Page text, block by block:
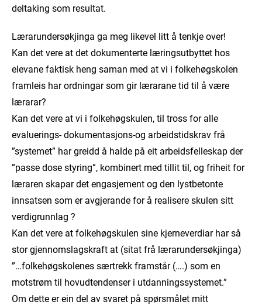
deltaking som resultat.
Lærarundersøkjinga ga meg likevel litt å tenkje over!
Kan det vere at det dokumenterte læringsutbyttet hos
elevane faktisk heng saman med at vi i folkehøgskolen
framleis har ordningar som gir lærarane tid til å være
lærarar?
Kan det vere at vi i folkehøgskulen, til tross for alle
evaluerings- dokumentasjons-og arbeidstidskrav frå
”systemet” har greidd å halde på eit arbeidsfelleskap der
”passe dose styring”, kombinert med tillit til, og friheit for
læraren skapar det engasjement og den lystbetonte
innsatsen som er avgjerande for å realisere skulen sitt
verdigrunnlag ?
Kan det vere at folkehøgskulen sine kjerneverdiar har så
stor gjennomslagskraft at (sitat frå lærarundersøkjinga)
”…folkehøgskolenes særtrekk framstår (….) som en
motstrøm til hovudtendenser i utdanningssystemet.”
Om dette er ein del av svaret på spørsmålet mitt